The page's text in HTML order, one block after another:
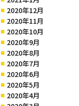
2020年12月
2020年11月
2020年10月
2020年9月
2020年8月
2020年7月
2020年6月
2020年5月
2020年4月